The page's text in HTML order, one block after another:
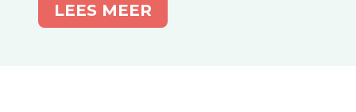
LEES MEER